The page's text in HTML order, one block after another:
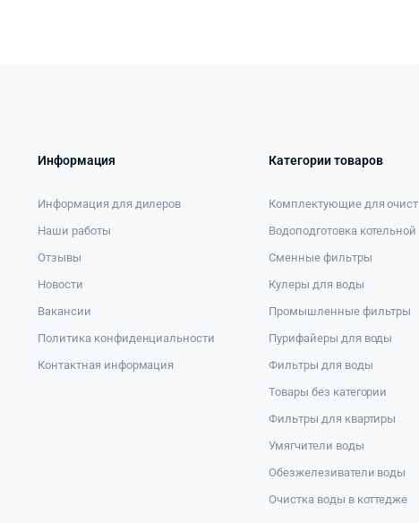
Информация
Информация для дилеров
Наши работы
Отзывы
Новости
Вакансии
Политика конфиденциальности
Контактная информация
Категории товаров
Комплектующие для
Водоподготовка котельной
Сменные фильтры
Кулеры для воды
Промышленные фильтры
Пурифайеры для воды
Фильтры для воды
Товары без категории
Фильтры для квартиры
Умягчители воды
Обезжелезиватели воды
Очистка воды в коттедже